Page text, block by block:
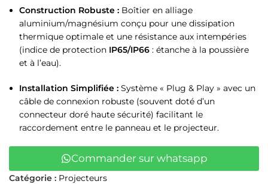
Construction Robuste : Boîtier en alliage
aluminium/magnésium conçu pour une dissipation
thermique optimale et une résistance aux intempéries
(indice de protection IP65/IP66 : étanche à la poussière
et à l’eau).
Installation Simplifiée : Système « Plug & Play » avec un
câble de connexion robuste (souvent doté d’un
connecteur doré haute sécurité) facilitant le
raccordement entre le panneau et le projecteur.
Commander sur whatsapp
Catégorie : Projecteurs